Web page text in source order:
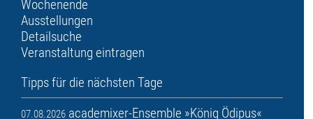
Wochenende
Ausstellungen
Detailsuche
Veranstaltung eintragen
Tipps für die nächsten Tage
07.08.2026 academixer-Ensemble »König Ödipus«